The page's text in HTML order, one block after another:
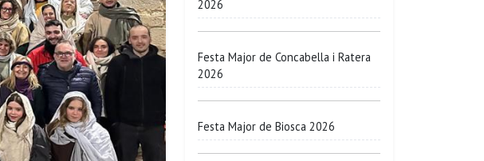
2026
Festa Major de Concabella i Ratera
2026
Festa Major de Biosca 2026